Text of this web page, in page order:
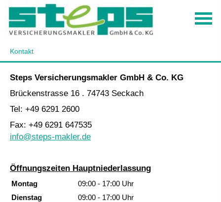
Kontakt
Steps Ver­sicherungs­makler GmbH & Co. KG
Brückenstrasse 16 . 74743 Seckach
Tel: +49 6291 2600
Fax: +49 6291 647535
info@steps-makler.de
Öffnungszeiten Hauptniederlassung
Montag
09:00 - 17:00 Uhr
Dienstag
09:00 - 17:00 Uhr